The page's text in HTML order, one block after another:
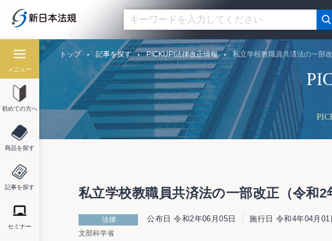
メニュー
初めての方へ
商品を探す
記事を探す
セミナー
トップ 記事を探す PICKUP!法律改正情報 私立学校教職員共済法の一部
私立学校教職員共済法の一部改正（令和
法律 公布日 令和2年06月05日 施行日 令和4年04月01
文部科学省